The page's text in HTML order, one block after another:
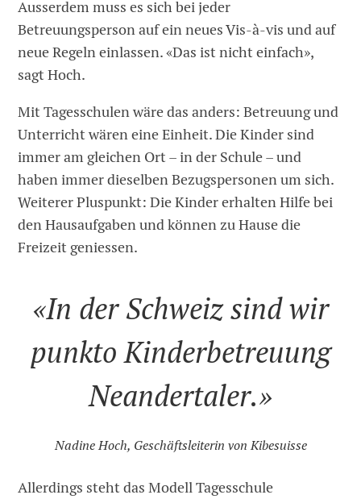
Ausserdem muss es sich bei jeder
Betreuungsperson auf ein neues Vis-à-vis und auf
neue Regeln einlassen. «Das ist nicht einfach»,
sagt Hoch.
Mit Tagesschulen wäre das anders: Betreuung und
Unterricht wären eine Einheit. Die Kinder sind
immer am gleichen Ort – in der Schule – und
haben immer dieselben Bezugspersonen um sich.
Weiterer Pluspunkt: Die Kinder erhalten Hilfe bei
den Hausaufgaben und können zu Hause die
Freizeit geniessen.
«In der Schweiz sind wir
punkto Kinderbetreuung
Neandertaler.»
Nadine Hoch, Geschäftsleiterin von Kibesuisse
Allerdings steht das Modell Tagesschule